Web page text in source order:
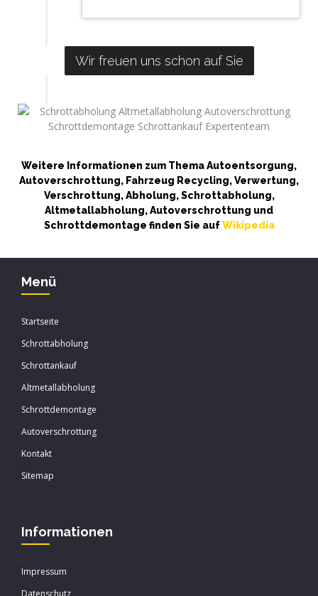
Wir freuen uns schon auf Sie
Weitere Informationen zum Thema Autoentsorgung,
Autoverschrottung, Fahrzeug Recycling, Verwertung,
Verschrottung, Abholung, Schrottabholung,
Altmetallabholung, Autoverschrottung und
Schrottdemontage finden Sie aufWikipedia
Menü
Startseite
Schrottabholung
Schrottankauf
Altmetallabholung
Schrottdemontage
Autoverschrottung
Kontakt
Sitemap
Informationen
Impressum
Datenschutz